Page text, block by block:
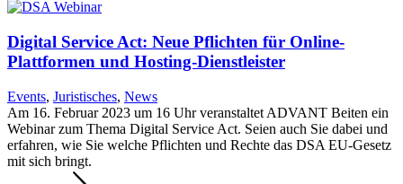
Digital Service Act: Neue Pflichten für Online-
Plattformen und Hosting-Dienstleister
Events, Juristisches, News
Am 16. Februar 2023 um 16 Uhr veranstaltet ADVANT Beiten ein
Webinar zum Thema Digital Service Act. Seien auch Sie dabei und
erfahren, wie Sie welche Pflichten und Rechte das DSA EU-Gesetz
mit sich bringt.